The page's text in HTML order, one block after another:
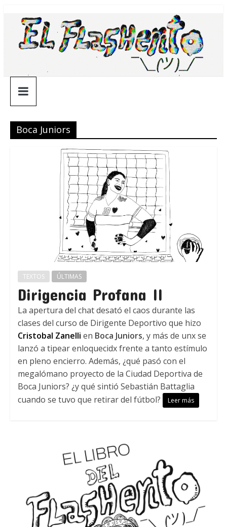
contenido
¯\_(ツ)_/
¯
Boca Juniors
TEXTOS ÚLTIMAS
Dirigencia Profana II
La apertura del chat desató el caos durante las
clases del curso de Dirigente Deportivo que hizo
Cristobal Zanelli en Boca Juniors, y más de unx se
lanzó a tipear enloquecidx frente a tanto estímulo
en pleno encierro. Además, ¿qué pasó con el
megalómano proyecto de la Ciudad Deportiva de
Boca Juniors? ¿y qué sintió Sebastián Battaglia
cuando se tuvo que retirar del fútbol?
Leer más